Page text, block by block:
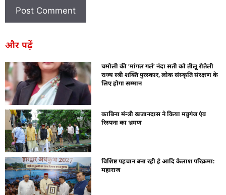
और पढ़ें
चमोली की ‘मांगल गर्ल’ नंदा सती को तीलू रौतेली
राज्य स्त्री शक्ति पुरस्कार, लोक संस्कृति संरक्षण के
लिए होगा सम्मान
काबिना मंन्त्री खजानदास ने किया मन्नुगंज एंव
रिस्पना का भ्रमण
विशिष्ट पहचान बना रही है आदि कैलाश परिक्रमा:
महाराज